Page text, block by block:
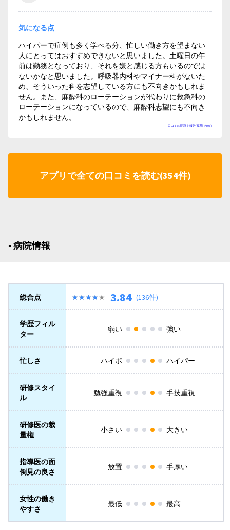
口コミの問題を報告(採用で50p)
気になる点
ハイパーで症例も多く学べる分、忙しい働き方を望まない
人にとってはおすすめできないと思いました。土曜日の午
前は勤務となっており、それを嫌と感じる方もいるのでは
ないかなと思いました。呼吸器内科やマイナー科がないた
め、そういった科を志望している方にも不向きかもしれま
せん。また、麻酔科のローテーションが代わりに救急科の
ローテーションになっているので、麻酔科志望にも不向き
かもしれません。
アプリで全ての口コミを読む(354件)
▪︎ 病院情報
総合点 ★★★★★
★★★★★ 3.84 (136件)
学歴フィル
ター
弱い 強い
忙しさ ハイポ ハイパー
研修スタイ
ル
勉強重視 手技重視
研修医の裁
量権
小さい 大きい
指導医の面
倒見の良さ
放置 手厚い
女性の働き
やすさ
最低 最高